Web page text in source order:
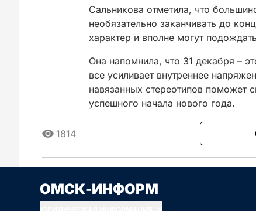
Сальникова отметила, что
необязательно заканчивать до
характер и вполне могут
Она напомнила, что 31 декабря –
все усиливает внутреннее
навязанных стереотипов поможет
успешного начала нового года.
1814
Сначала новые Сначала
ОМСК-ИНФОРМ